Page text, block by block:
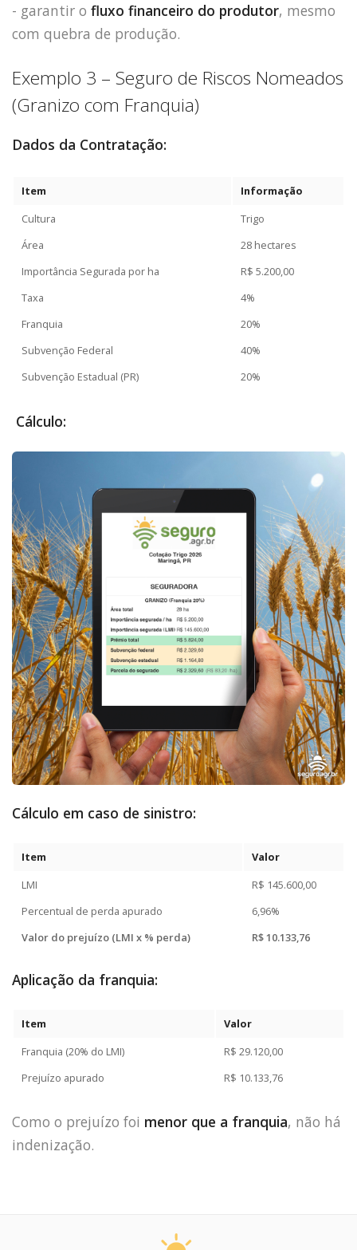
- garantir o fluxo financeiro do produtor, mesmo
com quebra de produção.
Exemplo 3 – Seguro de Riscos Nomeados
(Granizo com Franquia)
Dados da Contratação:
Item
Informação
Cultura
Trigo
Área
28 hectares
Importância Segurada por ha
R$ 5.200,00
Taxa
4%
Franquia
20%
Subvenção Federal
40%
Subvenção Estadual (PR)
20%
Cálculo:
Cálculo em caso de sinistro:
Item
Valor
LMI
R$ 145.600,00
Percentual de perda apurado
6,96%
Valor do prejuízo (LMI x % perda)
R$ 10.133,76
Aplicação da franquia:
Item
Valor
Franquia (20% do LMI)
R$ 29.120,00
Prejuízo apurado
R$ 10.133,76
Como o prejuízo foi menor que a franquia, não há
indenização.